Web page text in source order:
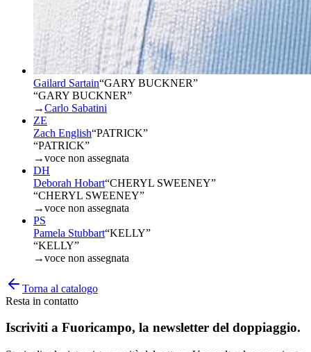
Gailard Sartain“GARY BUCKNER”
“GARY BUCKNER”
→Carlo Sabatini
ZE
Zach English“PATRICK”
“PATRICK”
→voce non assegnata
DH
Deborah Hobart“CHERYL SWEENEY”
“CHERYL SWEENEY”
→voce non assegnata
PS
Pamela Stubbart“KELLY”
“KELLY”
→voce non assegnata
Torna al catalogo
Resta in contatto
Iscriviti a Fuoricampo, la newsletter del doppiaggio.